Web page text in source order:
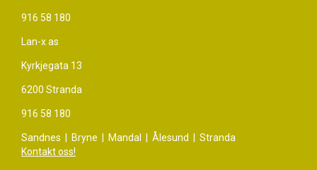
916 58 180
Lan-x as
Kyrkjegata 13
6200 Stranda
916 58 180
Sandnes | Bryne | Mandal | Ålesund | Stranda
Kontakt oss!